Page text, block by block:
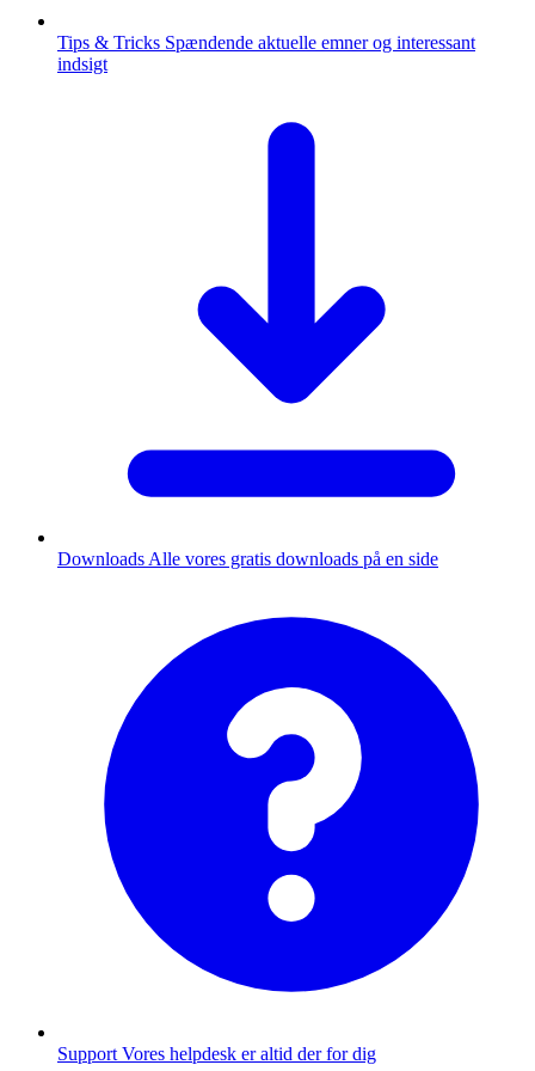
Tips & Tricks Spændende aktuelle emner og interessant
indsigt
Downloads Alle vores gratis downloads på en side
Support Vores helpdesk er altid der for dig